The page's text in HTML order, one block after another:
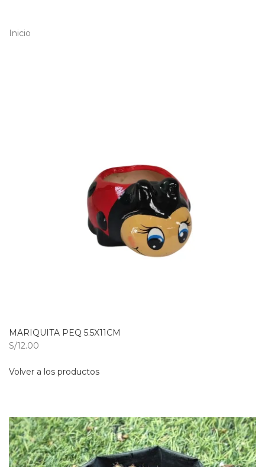
Inicio
MARIQUITA PEQ 5.5X11CM
S/12.00
Volver a los productos